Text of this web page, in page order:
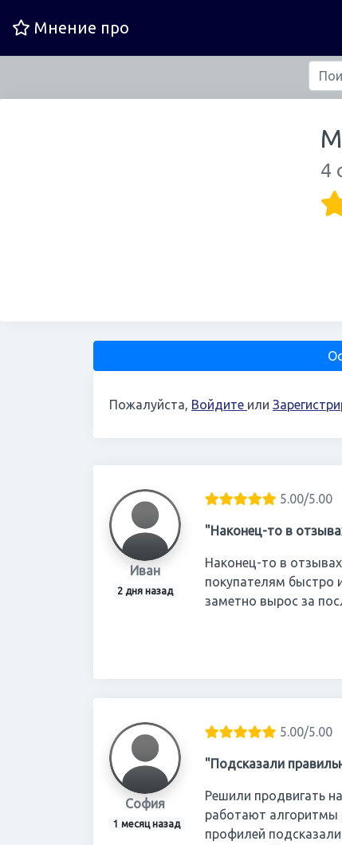
Мнение про
4
Пожалуйста, Войдите или
Иван
2 дня назад
5.00/5.00
"Наконец-то в
Наконец-то в
покупателям быстро
заметно вырос за
София
1 месяц назад
5.00/5.00
"Подсказали
Решили продвигать
работают
профилей